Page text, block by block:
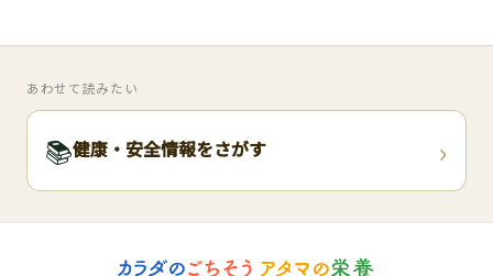
あわせて読みたい
📚健康・安全情報をさがす ›